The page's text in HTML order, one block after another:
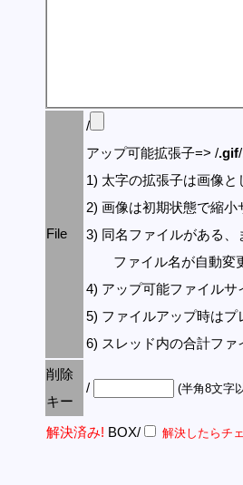
File
/
アップ可能拡張子=> /.gif/
1) 太字の拡張子は画像と
2) 画像は初期状態で縮
3) 同名ファイルがある
ファイル名が自動変更
4) アップ可能ファイルサ
5) ファイルアップ時は
6) スレッド内の合計ファ
削除
キー
/ (半角8文字
解決済み! BOX/ 解決したらチ